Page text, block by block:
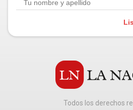
Todos los derechos